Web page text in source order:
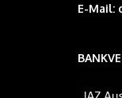
E-Mail: